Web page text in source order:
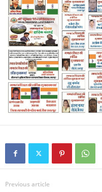
Previous article